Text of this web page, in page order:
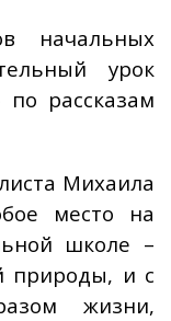
начальных
урок
рассказам
Михаила
место на
школе –
природы, и с
жизни,